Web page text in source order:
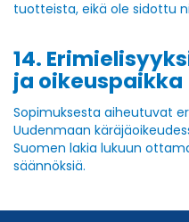
tuotteista, eikä ole sidottu
14.
ja oikeuspaikka
Sopimuksesta aiheutuvat
Uudenmaan
Suomen lakia lukuun
säännöksiä.